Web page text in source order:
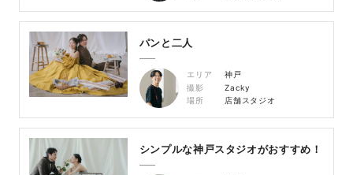
パンと二人
エリア
神戸
撮影
Zacky
場所
店舗スタジオ
シンプルな神戸スタジオがおすすめ！